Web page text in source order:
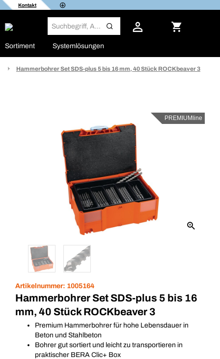
Kontakt
Sortiment Systemlösungen
Hammerbohrer Set SDS-plus 5 bis 16 mm, 40 Stück ROCKbeaver 3
PREMIUMline
Artikelnummer: 1005164
Hammerbohrer Set SDS-plus 5 bis 16
mm, 40 Stück ROCKbeaver 3
Premium Hammerbohrer für hohe Lebensdauer in
Beton und Stahlbeton
Bohrer gut sortiert und leicht zu transportieren in
praktischer BERA Clic+ Box